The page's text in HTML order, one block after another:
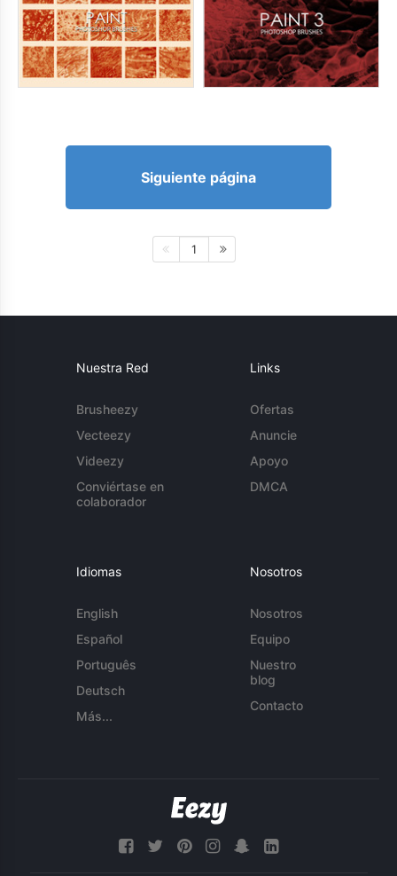
Siguiente página
1
Nuestra Red
Brusheezy
Vecteezy
Videezy
Conviértase en
colaborador
Links
Ofertas
Anuncie
Apoyo
DMCA
Idiomas
English
Español
Português
Deutsch
Más...
Nosotros
Nosotros
Equipo
Nuestro
blog
Contacto